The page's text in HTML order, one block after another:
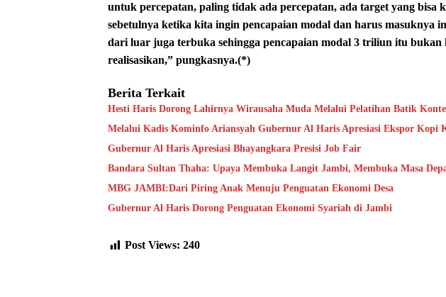
untuk percepatan, paling tidak ada percepatan, ada target yang bisa
sebetulnya ketika kita ingin pencapaian modal dan harus masuknya
dari luar juga terbuka sehingga pencapaian modal 3 triliun itu bukan
realisasikan,” pungkasnya.(*)
Berita Terkait
Hesti Haris Dorong Lahirnya Wirausaha Muda Melalui Pelatihan Batik
Melalui Kadis Kominfo Ariansyah Gubernur Al Haris Apresiasi Ekspor Kopi
Gubernur Al Haris Apresiasi Bhayangkara Presisi Job Fair
Bandara Sultan Thaha: Upaya Membuka Langit Jambi, Membuka Masa
MBG JAMBI:Dari Piring Anak Menuju Penguatan Ekonomi Desa
Gubernur Al Haris Dorong Penguatan Ekonomi Syariah di Jambi
Post Views: 240